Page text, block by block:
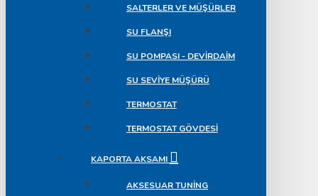
SALTERLER VE MÜŞÜRLER
SU FLANŞI
SU POMPASI - DEVIRDAIM
SU SEVIYE MÜŞÜRÜ
TERMOSTAT
TERMOSTAT GÖVDESI
KAPORTA AKSAMI
AKSESUAR TUNING